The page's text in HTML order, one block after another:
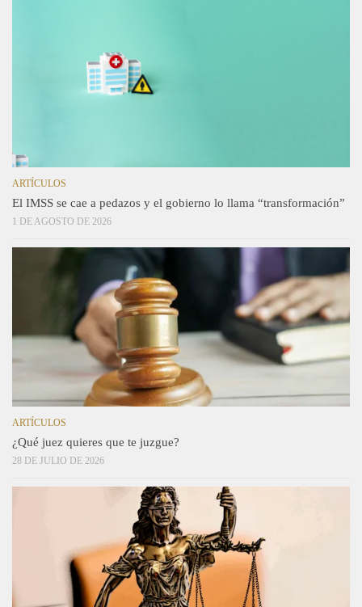
ARTÍCULOS
El IMSS se cae a pedazos y el gobierno lo llama “transformación”
1 DE AGOSTO DE 2026
ARTÍCULOS
¿Qué juez quieres que te juzgue?
28 DE JULIO DE 2026